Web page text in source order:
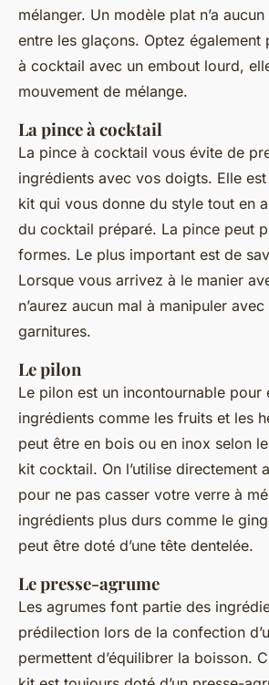
mélanger. Un modèle plat n’a
entre les glaçons. Optez également
à cocktail avec un embout lourd,
mouvement de mélange.
La pince à cocktail
La pince à cocktail vous évite de
ingrédients avec vos doigts. Elle est
kit qui vous donne du style tout en
du cocktail préparé. La pince peut
formes. Le plus important est de
Lorsque vous arrivez à le manier
n’aurez aucun mal à manipuler
garnitures.
Le pilon
Le pilon est un incontournable pour
ingrédients comme les fruits et les
peut être en bois ou en inox selon
kit cocktail. On l’utilise directement
pour ne pas casser votre verre à
ingrédients plus durs comme le
peut être doté d’une tête dentelée.
Le presse-agrume
Les agrumes font partie des
prédilection lors de la confection
permettent d’équilibrer la boisson.